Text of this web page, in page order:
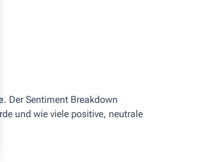
. Der Sentiment Breakdown
und wie viele positive, neutrale